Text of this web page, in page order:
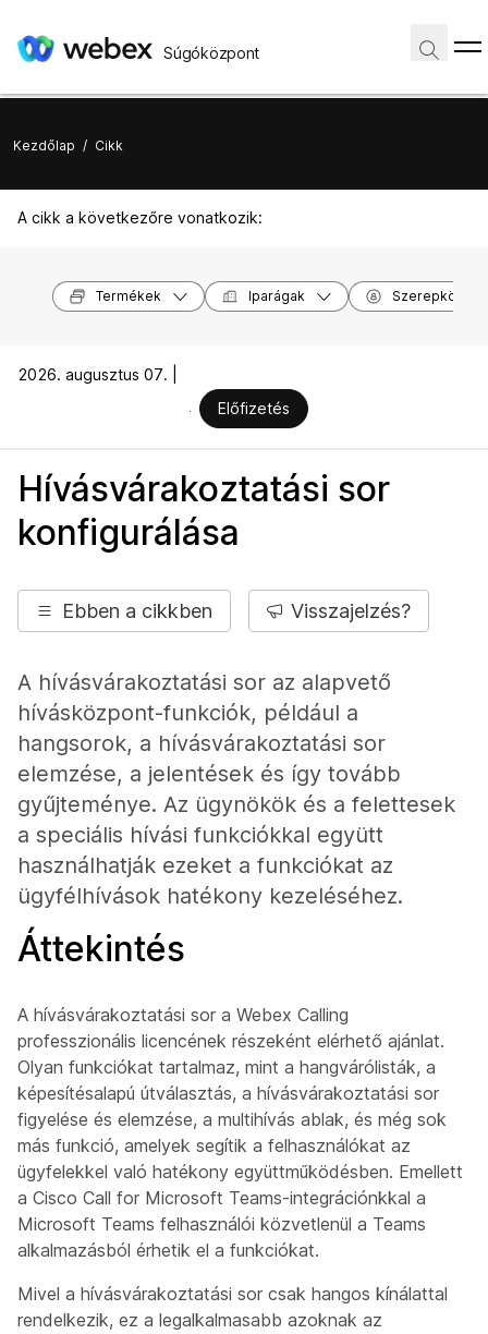
Súgóközpont
Kezdőlap / Cikk
A cikk a következőre vonatkozik:
Termékek Iparágak Szerepkörök
2026. augusztus 07. |
Előfizetés
Hívásvárakoztatási sor
konfigurálása
Ebben a cikkben Visszajelzés?
A hívásvárakoztatási sor az alapvető
hívásközpont-funkciók, például a
hangsorok, a hívásvárakoztatási sor
elemzése, a jelentések és így tovább
gyűjteménye. Az ügynökök és a felettesek
a speciális hívási funkciókkal együtt
használhatják ezeket a funkciókat az
ügyfélhívások hatékony kezeléséhez.
Áttekintés
A hívásvárakoztatási sor a Webex Calling
professzionális licencének részeként elérhető ajánlat.
Olyan funkciókat tartalmaz, mint a hangvárólisták, a
képesítésalapú útválasztás, a hívásvárakoztatási sor
figyelése és elemzése, a multihívás ablak, és még sok
más funkció, amelyek segítik a felhasználókat az
ügyfelekkel való hatékony együttműködésben. Emellett
a Cisco Call for Microsoft Teams-integrációnkkal a
Microsoft Teams felhasználói közvetlenül a Teams
alkalmazásból érhetik el a funkciókat.
Mivel a hívásvárakoztatási sor csak hangos kínálattal
rendelkezik, ez a legalkalmasabb azoknak az